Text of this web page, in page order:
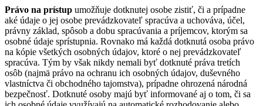
Právo na prístup umožňuje dotknutej osobe zistiť, či a prípadne
aké údaje o jej osobe prevádzkovateľ spracúva a uchováva, účel,
právny základ, spôsob a dobu spracúvania a príjemcov, ktorým sa
osobné údaje sprístupnia. Rovnako má každá dotknutá osoba právo
na kópie všetkých osobných údajov, ktoré o nej prevádzkovateľ
spracúva. Tým by však nikdy nemali byť dotknuté práva tretích
osôb (najmä právo na ochranu ich osobných údajov, duševného
vlastníctva či obchodného tajomstva), prípadne ohrozená národná
bezpečnosť. Dotknuté osoby majú byť informované aj o tom, či sa